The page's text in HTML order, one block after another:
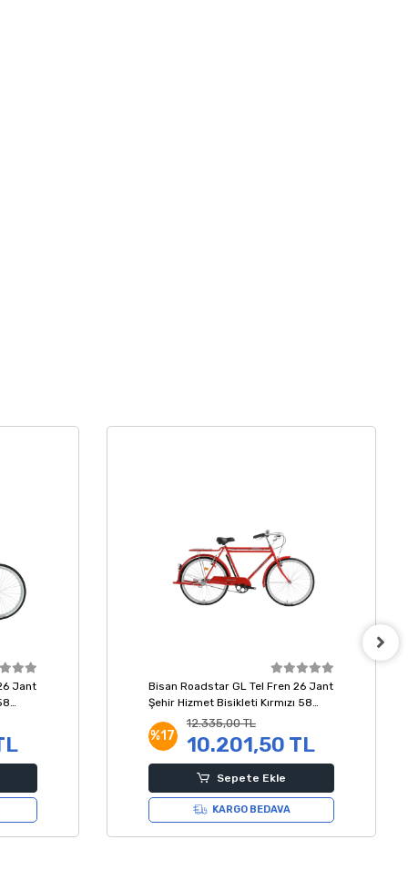
Jant
Bisan Roadstar GL Tel Fren 26 Jant
Şehir Hizmet Bisikleti Kırmızı 58
%17
12.335,00 TL
10.201,50 TL
Sepete Ekle
KARGO BEDAVA